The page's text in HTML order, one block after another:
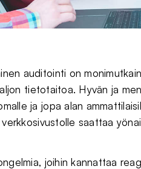
auditointi on
tietotaitoa. Hyvän ja
ja jopa alan
saattaa
joihin kannattaa